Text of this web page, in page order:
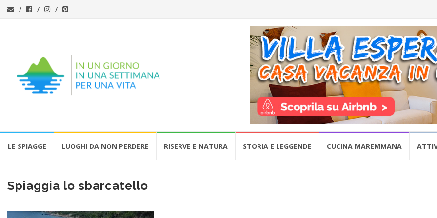
LE SPIAGGE LUOGHI DA NON PERDERE RISERVE E NATURA STORIA E LEGGENDE CUCINA MAREMMANA
Spiaggia lo sbarcatello